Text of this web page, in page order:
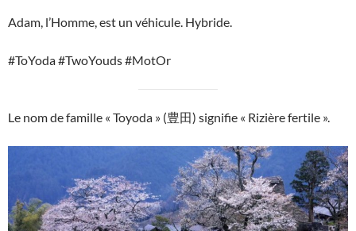
Adam, l’Homme, est un véhicule. Hybride.
#ToYoda #TwoYouds #MotOr
Le nom de famille « Toyoda » (豊田) signifie « Rizière fertile ».